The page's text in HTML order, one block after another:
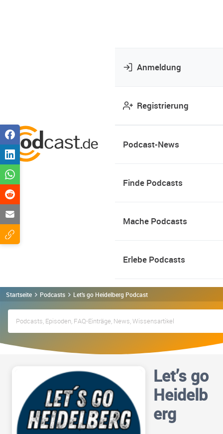
Anmeldung
Registrierung
Podcast-News
Finde Podcasts
Mache Podcasts
Erlebe Podcasts
Startseite Podcasts Let’s go Heidelberg Podcast
Let’s go
Heidelb
erg